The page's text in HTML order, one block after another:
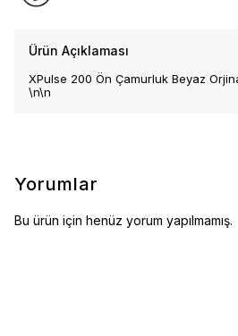
Ürün Açıklaması
XPulse 200 Ön Çamurluk Beyaz
\n\n
Yorumlar
Bu ürün için henüz yorum yapılmamış.